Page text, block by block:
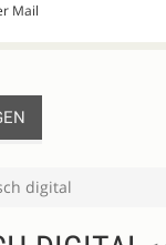
Mail
digital